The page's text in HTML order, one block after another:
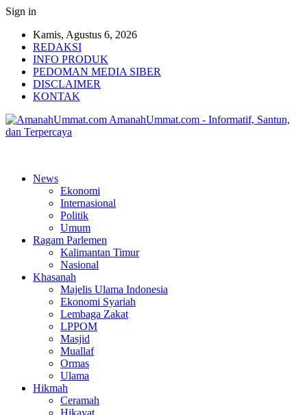
Sign in
Kamis, Agustus 6, 2026
REDAKSI
INFO PRODUK
PEDOMAN MEDIA SIBER
DISCLAIMER
KONTAK
AmanahUmmat.com - Informatif, Santun,
dan Terpercaya
News
Ekonomi
Internasional
Politik
Umum
Ragam Parlemen
Kalimantan Timur
Nasional
Khasanah
Majelis Ulama Indonesia
Ekonomi Syariah
Lembaga Zakat
LPPOM
Masjid
Muallaf
Ormas
Ulama
Hikmah
Ceramah
Hikayat